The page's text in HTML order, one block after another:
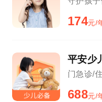
174元/
平安少
门急诊/
688元/